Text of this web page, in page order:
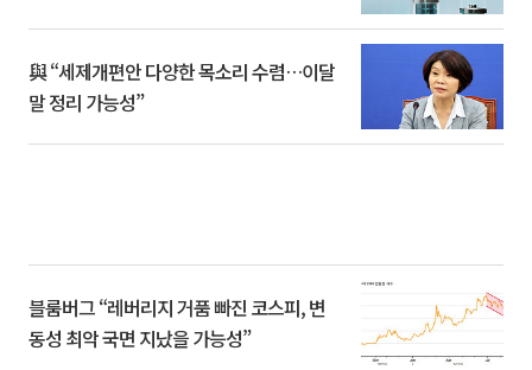
與 “세제개편안 다양한 목소리 수렴…이달
말 정리 가능성”
블룸버그 “레버리지 거품 빠진 코스피, 변
동성 최악 국면 지났을 가능성”